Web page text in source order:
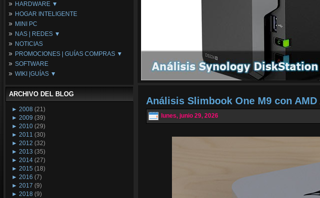
HARDWARE ▼
Fuentes de Alimentación
Memória RAM
Placas Base
Procesadores
Periféricos
Refrigeración
Tarjetas Gráficas
HOGAR INTELIGENTE
MINI PC
NAS | REDES ▼
NAS
Espacio Synology
Redes
NOTICIAS
PROMOCIONES | GUÍAS COMPRAS ▼
Configuraciones Ordenadores
Guías de Compras
SOFTWARE
WIKI |GUÍAS ▼
Wikipedia
ARCHIVO DEL BLOG
► 2008 (21)
► 2009 (39)
► 2010 (29)
► 2011 (30)
► 2012 (32)
► 2013 (35)
► 2014 (27)
► 2015 (18)
► 2016 (7)
► 2017 (9)
► 2018 (9)
Análisis Slimbook One M9 con AMD
lunes, junio 29, 2026